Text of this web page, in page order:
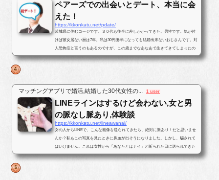
ペアーズでの出会いとデート、本当に会
えた！
https://kkonkatu.net/pdate/
茨城県に住むコージです。３０代も後半に差しかかってきた。男性です。気が付
けば彼女居ない暦は7年、私は30代後半になっても結婚出来ないおじさんです。対
人恐怖症と言うのもあるのですが、この歳までなあなあで生きてきてしまったの
で、そろそろ･･･と思いパートナ...
マッチングアプリで婚活,結婚した30代女性の... 1 user
LINEラインはするけど会わない,女と男
の脈なし脈あり,体験談
https://kkonkatu.net/lineawanai/
女の人からLINEで、こんな画像を送られてきたら、絶対に脈あり！だと思いませ
んか？私もこの写真を見たときに鼻血が出そうになりました。しかし、騙されて
はいけません。これは女性から「あなたとはナイ」と断られた日に送られてきた
写真です。最後まで結末を読んで...